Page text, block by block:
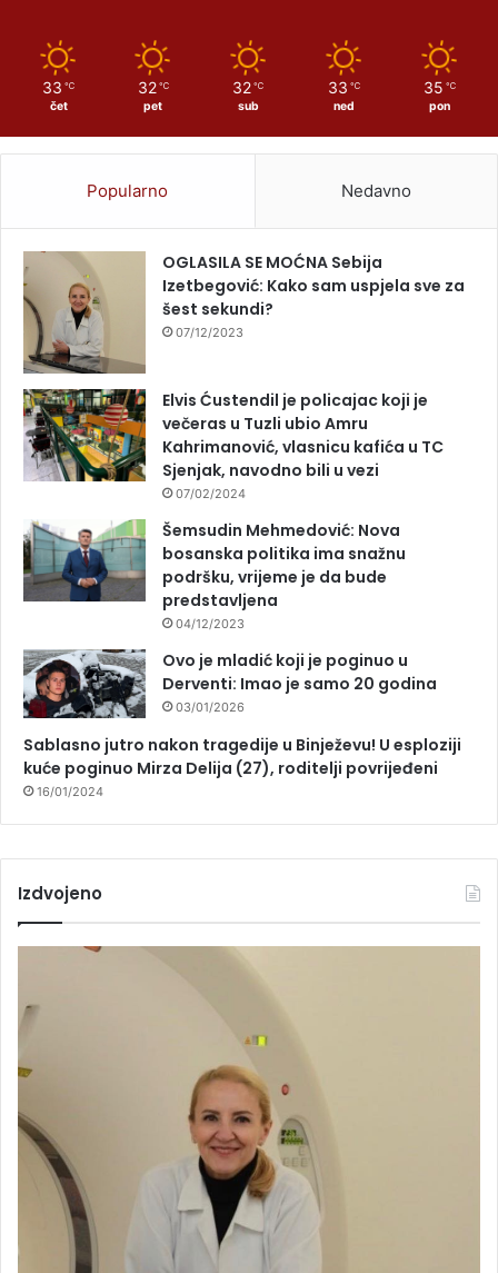
33 ℃
čet
32 ℃
pet
32 ℃
sub
33 ℃
ned
35 ℃
pon
Popularno Nedavno
OGLASILA SE MOĆNA Sebija
Izetbegović: Kako sam uspjela sve za
šest sekundi?
07/12/2023
Elvis Ćustendil je policajac koji je
večeras u Tuzli ubio Amru
Kahrimanović, vlasnicu kafića u TC
Sjenjak, navodno bili u vezi
07/02/2024
Šemsudin Mehmedović: Nova
bosanska politika ima snažnu
podršku, vrijeme je da bude
predstavljena
04/12/2023
Ovo je mladić koji je poginuo u
Derventi: Imao je samo 20 godina
03/01/2026
Sablasno jutro nakon tragedije u Binježevu! U esploziji
kuće poginuo Mirza Delija (27), roditelji povrijeđeni
16/01/2024
Izdvojeno